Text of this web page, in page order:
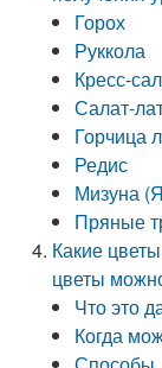
Горох
Руккола
Кресс-
Салат-
Горчица
Редис
Мизуна
Пряные
Какие
цветы
Что это
Когда